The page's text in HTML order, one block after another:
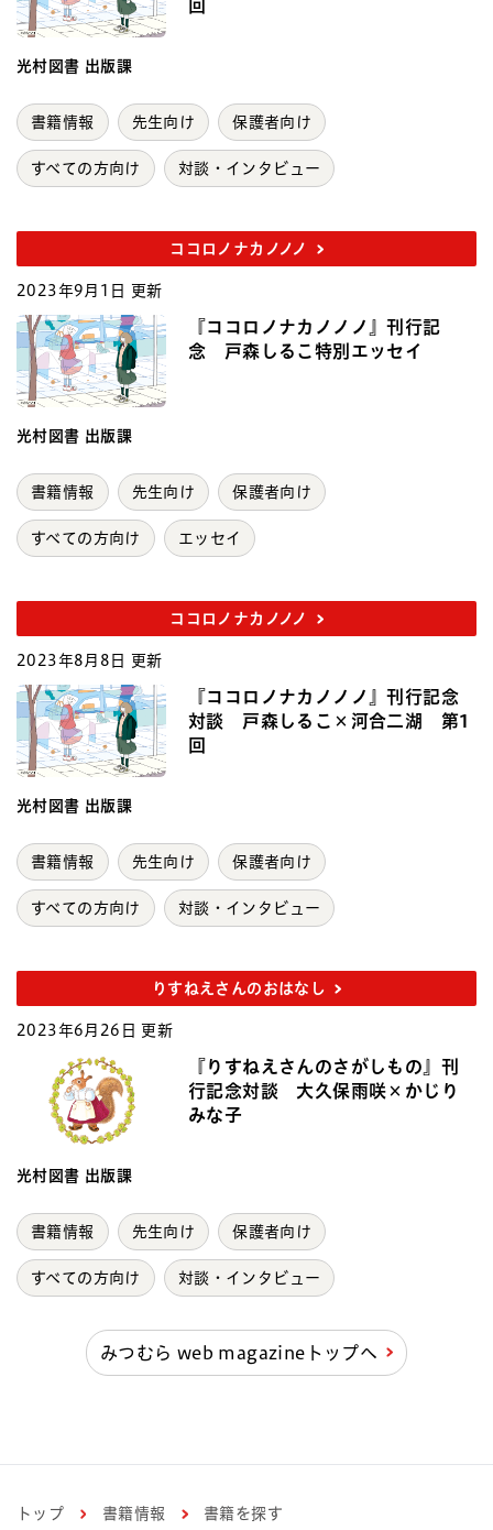
回
光村図書 出版課
書籍情報 先生向け 保護者向け
すべての方向け 対談・インタビュー
ココロノナカノノノ
2023年9月1日 更新
『ココロノナカノノノ』刊行記
念 戸森しるこ特別エッセイ
光村図書 出版課
書籍情報 先生向け 保護者向け
すべての方向け エッセイ
ココロノナカノノノ
2023年8月8日 更新
『ココロノナカノノノ』刊行記念
対談 戸森しるこ×河合二湖 第1
回
光村図書 出版課
書籍情報 先生向け 保護者向け
すべての方向け 対談・インタビュー
りすねえさんのおはなし
2023年6月26日 更新
『りすねえさんのさがしもの』刊
行記念対談 大久保雨咲×かじり
みな子
光村図書 出版課
書籍情報 先生向け 保護者向け
すべての方向け 対談・インタビュー
みつむら web magazineトップへ
トップ 書籍情報 書籍を探す